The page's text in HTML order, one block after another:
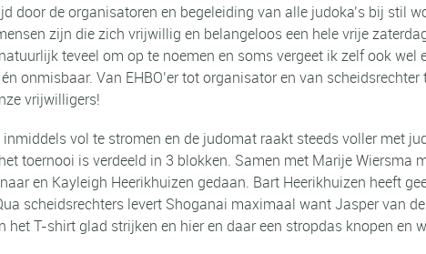
door de organisatoren en begeleiding van alle judoka’s bij stil
zijn die zich vrijwillig en belangeloos een hele vrije
teveel om op te noemen en soms vergeet ik zelf ook
onmisbaar. Van EHBO’er tot organisator en van
vrijwilligers!
vol te stromen en de judomat raakt steeds voller met
toernooi is verdeeld in 3 blokken. Samen met Marije
en Kayleigh Heerikhuizen gedaan. Bart Heerikhuizen heeft
scheidsrechters levert Shoganai maximaal want Jasper van
het T-shirt glad strijken en hier en daar een stropdas knopen en